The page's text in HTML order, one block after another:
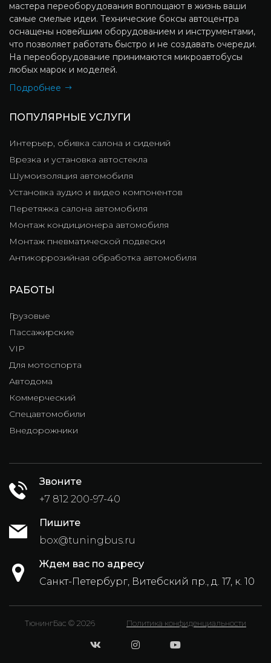
мастера переоборудования воплощают в жизнь ваши
самые смелые идеи. Технические боксы автоцентра
оснащены новейшим оборудованием и инструментами,
что позволяет работать быстро и не создавать очереди.
На переоборудование принимаются микроавтобусы
любых марок и моделей.
Подробнее
ПОПУЛЯРНЫЕ УСЛУГИ
Интерьер, обивка салона и сидений
Врезка и установка автостекла
Шумоизоляция автомобиля
Установка аудио и видео компонентов
Перетяжка салона автомобиля
Монтаж кондиционера автомобиля
Монтаж пневматической подвески
Антикоррозийная обработка автомобиля
РАБОТЫ
Грузовые
Пассажирские
VIP
Для мотоспорта
Автодома
Коммерческий
Спецавтомобили
Внедорожники
Звоните
+7 812 200-97-40
Пишите
box@tuningbus.ru
Ждем вас по адресу
Санкт-Петербург, Витебский пр., д. 17, к. 10
ТюнингБас © 2026 Политика конфиденциальности